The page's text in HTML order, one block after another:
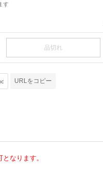
す
品切れ
URLをコピー
なります。